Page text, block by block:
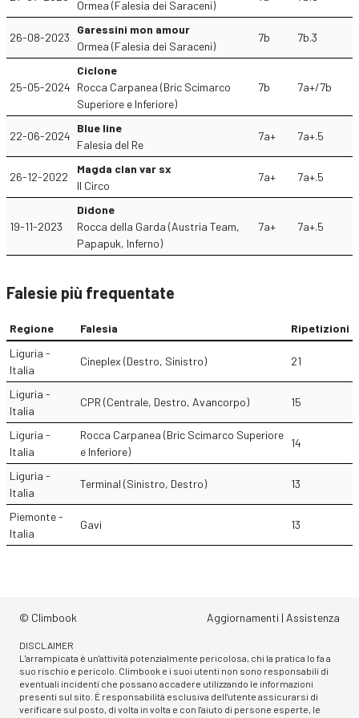
Ormea (Falesia dei Saraceni)
26-08-2023
Garessini mon amour
Ormea (Falesia dei Saraceni)
7b 7b.3
25-05-2024
Ciclone
Rocca Carpanea (Bric Scimarco
Superiore e Inferiore)
7b 7a+/7b
22-06-2024
Blue line
Falesia del Re
7a+ 7a+.5
26-12-2022
Magda clan var sx
Il Circo
7a+ 7a+.5
19-11-2023
Didone
Rocca della Garda (Austria Team,
Papapuk, Inferno)
7a+ 7a+.5
Falesie più frequentate
Regione Falesia
Ripetizioni
Liguria -
Italia
Cineplex (Destro, Sinistro) 21
Liguria -
Italia
CPR (Centrale, Destro, Avancorpo) 15
Liguria -
Italia
Rocca Carpanea (Bric Scimarco Superiore
e Inferiore)
14
Liguria -
Italia
Terminal (Sinistro, Destro) 13
Piemonte -
Italia
Gavi 13
© Climbook Aggiornamenti | Assistenza
DISCLAIMER
L'arrampicata è un'attività potenzialmente pericolosa, chi la pratica lo fa a
suo rischio e pericolo. Climbook e i suoi utenti non sono responsabili di
eventuali incidenti che possano accadere utilizzando le informazioni
presenti sul sito. È responsabilità esclusiva dell'utente assicurarsi di
verificare sul posto, di volta in volta e con l'aiuto di persone esperte, le